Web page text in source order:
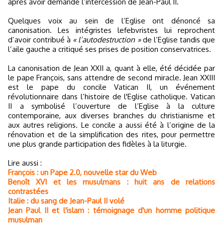
Quelques voix au sein de l’Eglise ont dénoncé sa
canonisation. Les intégristes lefebvristes lui reprochent
d’avoir contribué à « l’autodestruction »de l’Eglise tandis que
l’aile gauche a critiqué ses prises de position conservatrices.
La canonisation de Jean XXII a, quant à elle, été décidée par
le pape François, sans attendre de second miracle. Jean XXIII
est le pape du concile Vatican II, un événement
révolutionnaire dans l’histoire de l'Eglise catholique. Vatican
II a symbolisé l’ouverture de l’Eglise à la culture
contemporaine, aux diverses branches du christianisme et
aux autres religions. Le concile a aussi été à l’origine de la
rénovation et de la simplification des rites, pour permettre
une plus grande participation des fidèles à la liturgie.
Lire aussi :
François : un Pape 2.0, nouvelle star du Web
Benoît XVI et les musulmans : huit ans de relations
contrastées
Italie : du sang de Jean-Paul II volé
Jean Paul II et l'islam : témoignage d'un homme politique
musulman